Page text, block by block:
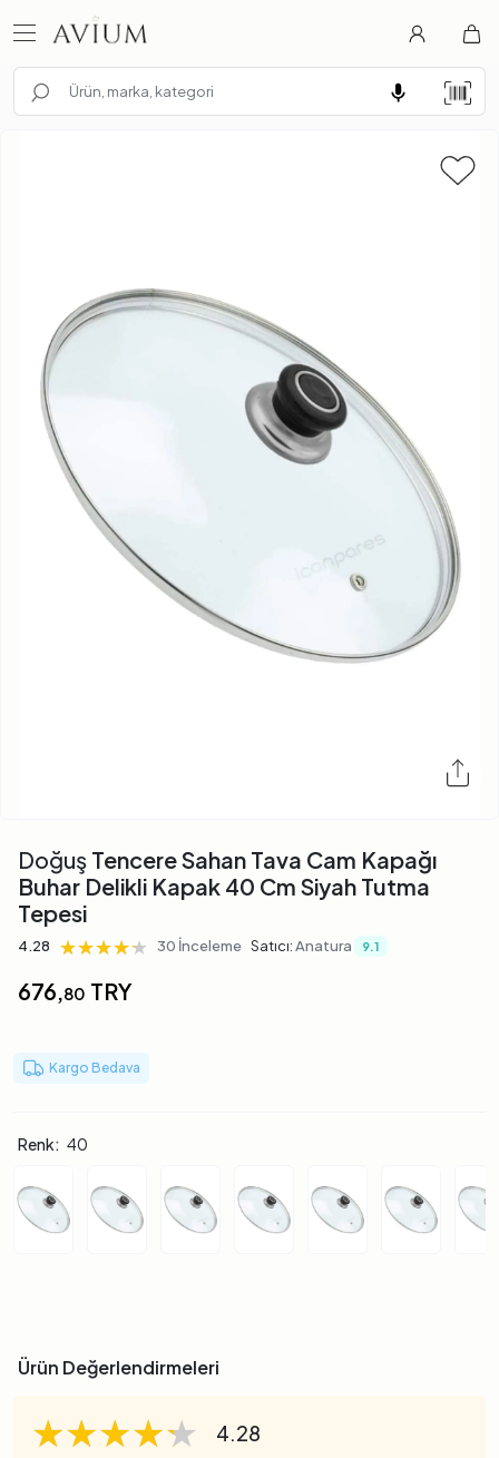
Doğuş Tencere Sahan Tava Cam Kapağı
Buhar Delikli Kapak 40 Cm Siyah Tutma
Tepesi
4.28 ★★★★★
★★★★★
★★★★★ 30 İnceleme Satıcı:Anatura 9.1
676,80 TRY
Kargo Bedava
Renk: 40
Ürün Değerlendirmeleri
★★★★★
★★★★★
★★★★★ 4.28